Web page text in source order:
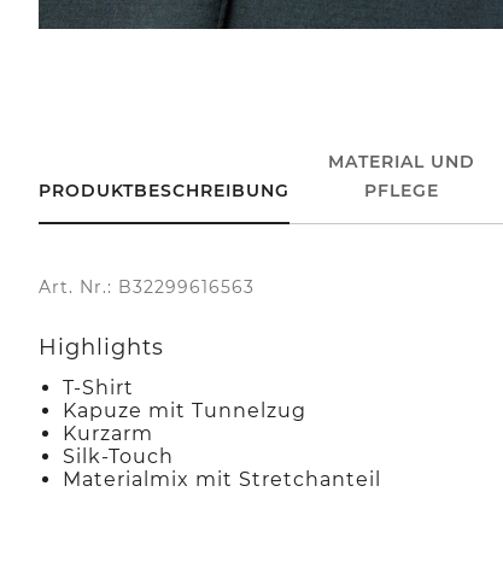
PRODUKTBESCHREIBUNG
MATERIAL UND
PFLEGE
Art. Nr.: B32299616563
Highlights
T-Shirt
Kapuze mit Tunnelzug
Kurzarm
Silk-Touch
Materialmix mit Stretchanteil